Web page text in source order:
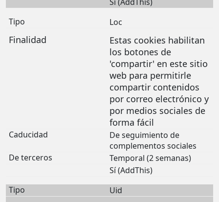
Sí (AddThis)
Loc
Estas cookies habilitan
los botones de
'compartir' en este sitio
web para permitirle
compartir contenidos
por correo electrónico y
por medios sociales de
forma fácil
De seguimiento de
complementos sociales
Temporal (2 semanas)
Sí (AddThis)
Uid